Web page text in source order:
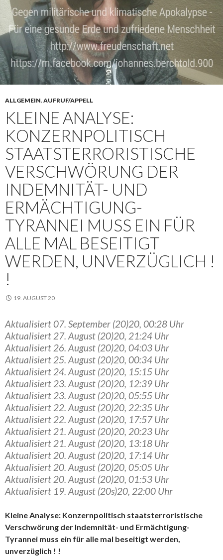
ALLGEMEIN, AUFRUF/APPELL
KLEINE ANALYSE:
KONZERNPOLITISCH
STAATSTERRORISTISCHE
VERSCHWÖRUNG DER
INDEMNITÄT- UND
ERMÄCHTIGUNG-
TYRANNEI MUSS EIN FÜR
ALLE MAL BESEITIGT
WERDEN, UNVERZÜGLICH !
!
19. AUGUST 20
Aktualisiert 07. September (20)20, 00:28 Uhr
Aktualisiert 27. August (20)20, 21:24 Uhr
Aktualisiert 26. August (20)20, 04:03 Uhr
Aktualisiert 25. August (20)20, 00:34 Uhr
Aktualisiert 24. August (20)20, 15:15 Uhr
Aktualisiert 23. August (20)20, 12:39 Uhr
Aktualisiert 23. August (20)20, 05:55 Uhr
Aktualisiert 22. August (20)20, 22:35 Uhr
Aktualisiert 22. August (20)20, 17:57 Uhr
Aktualisiert 21. August (20)20, 20:23 Uhr
Aktualisiert 21. August (20)20, 13:18 Uhr
Aktualisiert 20. August (20)20, 17:14 Uhr
Aktualisiert 20. August (20)20, 05:05 Uhr
Aktualisiert 20. August (20)20, 01:53 Uhr
Aktualisiert 19. August (20s)20, 22:00 Uhr
Kleine Analyse: Konzernpolitisch staatsterroristische
Verschwörung der Indemnität- und Ermächtigung-
Tyrannei muss ein für alle mal beseitigt werden,
unverzüglich ! !